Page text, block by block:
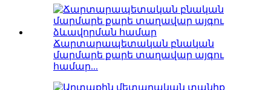
Ճարտարապետական ​​բնական
մարմարե քարե տաղավար այգու
համար...